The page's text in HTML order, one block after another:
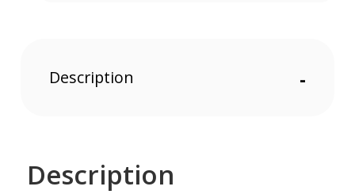
Description -
Description